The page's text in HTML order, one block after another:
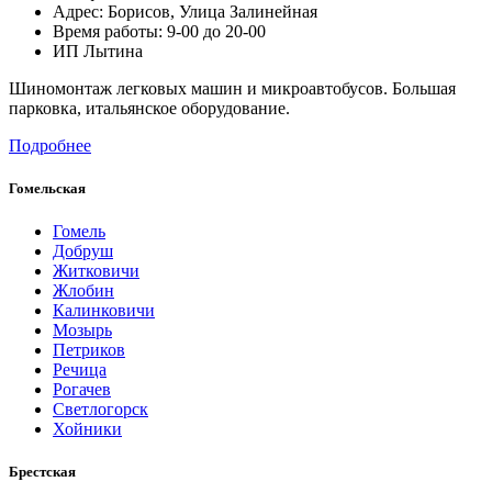
Адрес: Борисов, Улица Залинейная
Время работы: 9-00 до 20-00
ИП Лытина
Шиномонтаж легковых машин и микроавтобусов. Большая
парковка, итальянское оборудование.
Подробнее
Гомельская
Гомель
Добруш
Житковичи
Жлобин
Калинковичи
Мозырь
Петриков
Речица
Рогачев
Светлогорск
Хойники
Брестская